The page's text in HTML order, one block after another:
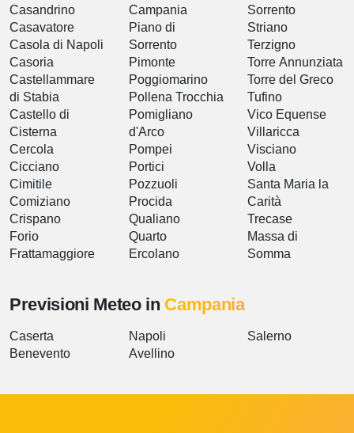
Casandrino
Casavatore
Casola di Napoli
Casoria
Castellammare
di Stabia
Castello di
Cisterna
Cercola
Cicciano
Cimitile
Comiziano
Crispano
Forio
Frattamaggiore
Campania
Piano di
Sorrento
Pimonte
Poggiomarino
Pollena Trocchia
Pomigliano
d'Arco
Pompei
Portici
Pozzuoli
Procida
Qualiano
Quarto
Ercolano
Sorrento
Striano
Terzigno
Torre Annunziata
Torre del Greco
Tufino
Vico Equense
Villaricca
Visciano
Volla
Santa Maria la
Carità
Trecase
Massa di
Somma
Previsioni Meteo in Campania
Caserta
Benevento
Napoli
Avellino
Salerno